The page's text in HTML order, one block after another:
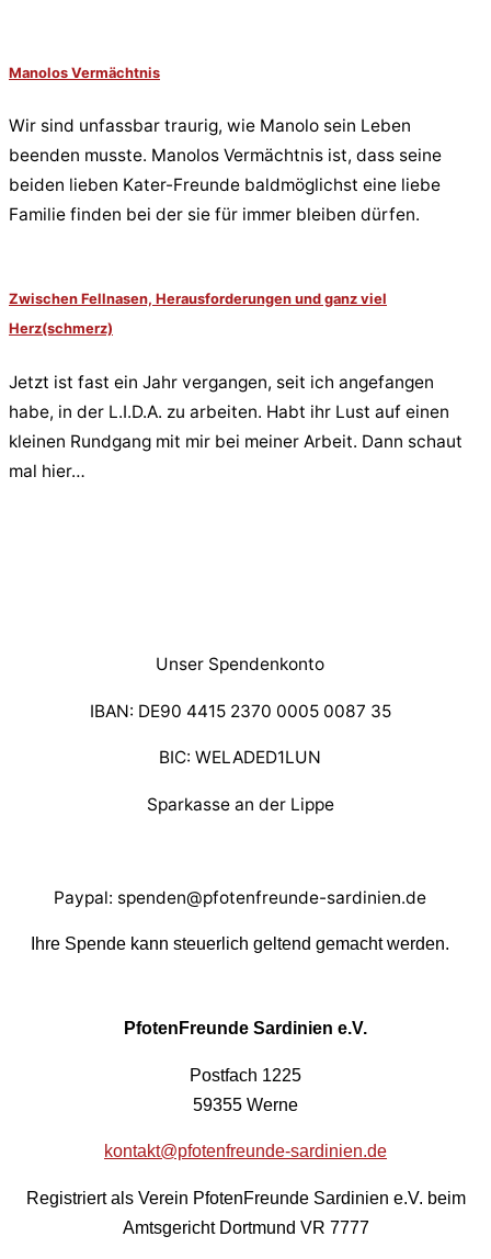
Manolos Vermächtnis
Wir sind unfassbar traurig, wie Manolo sein Leben
beenden musste. Manolos Vermächtnis ist, dass seine
beiden lieben Kater-Freunde baldmöglichst eine liebe
Familie finden bei der sie für immer bleiben dürfen.
Zwischen Fellnasen, Herausforderungen und ganz viel
Herz(schmerz)
Jetzt ist fast ein Jahr vergangen, seit ich angefangen
habe, in der L.I.D.A. zu arbeiten. Habt ihr Lust auf einen
kleinen Rundgang mit mir bei meiner Arbeit. Dann schaut
mal hier…
Unser Spendenkonto
IBAN: DE90 4415 2370 0005 0087 35
BIC: WELADED1LUN
Sparkasse an der Lippe
Paypal: spenden@pfotenfreunde-sardinien.de
Ihre Spende kann steuerlich geltend gemacht werden.
PfotenFreunde Sardinien e.V.
Postfach 1225
59355 Werne
kontakt@pfotenfreunde-sardinien.de
Registriert als Verein PfotenFreunde Sardinien e.V. beim
Amtsgericht Dortmund VR 7777